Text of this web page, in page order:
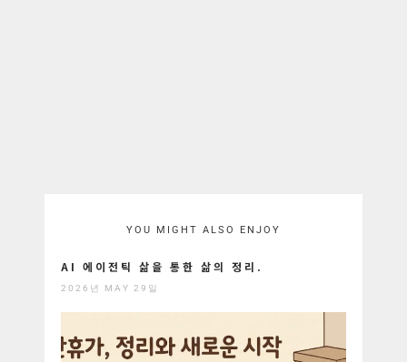
YOU MIGHT ALSO ENJOY
AI 에이전틱 삶을 통한 삶의 정리.
2026년 MAY 29일